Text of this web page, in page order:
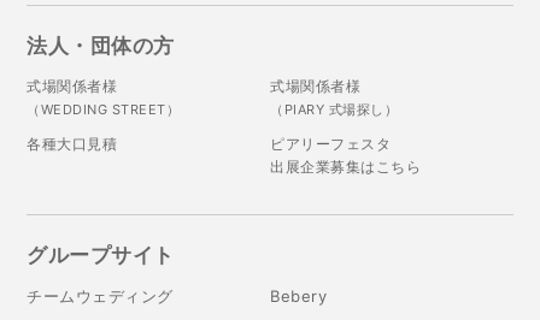
法人・団体の方
式場関係者様
（WEDDING STREET）
式場関係者様
（PIARY 式場探し）
各種大口見積
ピアリーフェスタ
出展企業募集はこちら
グループサイト
チームウェディング
Bebery